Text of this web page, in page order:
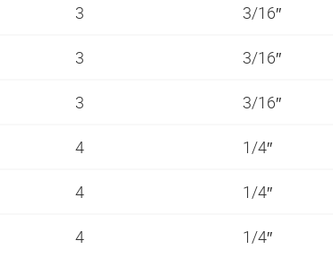
3 3/16″
3 3/16″
3 3/16″
4 1/4″
4 1/4″
4 1/4″